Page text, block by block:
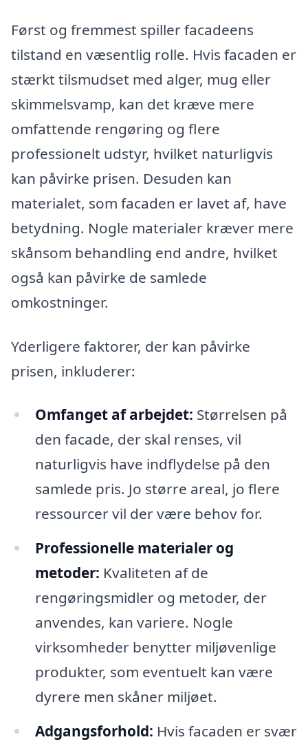
Først og fremmest spiller facadeens
tilstand en væsentlig rolle. Hvis facaden er
stærkt tilsmudset med alger, mug eller
skimmelsvamp, kan det kræve mere
omfattende rengøring og flere
professionelt udstyr, hvilket naturligvis
kan påvirke prisen. Desuden kan
materialet, som facaden er lavet af, have
betydning. Nogle materialer kræver mere
skånsom behandling end andre, hvilket
også kan påvirke de samlede
omkostninger.
Yderligere faktorer, der kan påvirke
prisen, inkluderer:
Omfanget af arbejdet: Størrelsen på
den facade, der skal renses, vil
naturligvis have indflydelse på den
samlede pris. Jo større areal, jo flere
ressourcer vil der være behov for.
Professionelle materialer og
metoder: Kvaliteten af de
rengøringsmidler og metoder, der
anvendes, kan variere. Nogle
virksomheder benytter miljøvenlige
produkter, som eventuelt kan være
dyrere men skåner miljøet.
Adgangsforhold: Hvis facaden er svær